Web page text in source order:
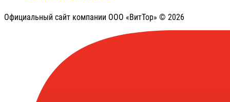
Официальный сайт компании ООО «ВитТор» © 2026